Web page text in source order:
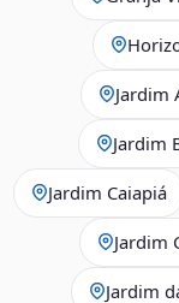
Jardim
Jardim
Jardim Caiapiá
Jardim
Jardim